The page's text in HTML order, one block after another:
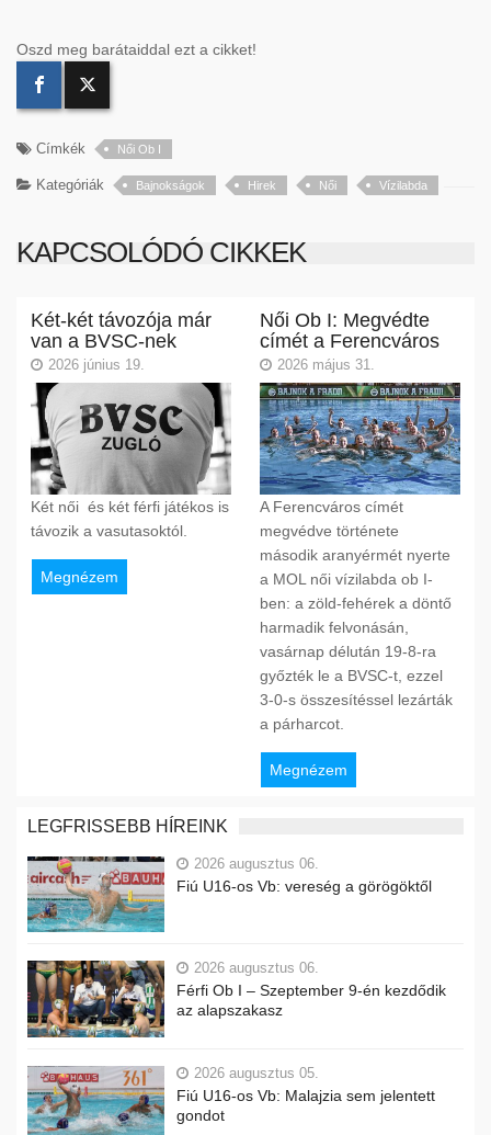
Oszd meg barátaiddal ezt a cikket!
Címkék Női Ob I
Kategóriák Bajnokságok Hirek Női Vízilabda
KAPCSOLÓDÓ CIKKEK
Két-két távozója már
van a BVSC-nek
2026 június 19.
Két női és két férfi játékos is
távozik a vasutasoktól.
Megnézem
Női Ob I: Megvédte
címét a Ferencváros
2026 május 31.
A Ferencváros címét
megvédve története
második aranyérmét nyerte
a MOL női vízilabda ob I-
ben: a zöld-fehérek a döntő
harmadik felvonásán,
vasárnap délután 19-8-ra
győzték le a BVSC-t, ezzel
3-0-s összesítéssel lezárták
a párharcot.
Megnézem
LEGFRISSEBB HÍREINK
2026 augusztus 06.
Fiú U16-os Vb: vereség a görögöktől
2026 augusztus 06.
Férfi Ob I – Szeptember 9-én kezdődik
az alapszakasz
2026 augusztus 05.
Fiú U16-os Vb: Malajzia sem jelentett
gondot